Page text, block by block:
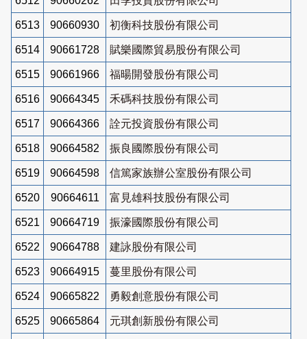
6513 90660930 初衡科技股份有限公司
6514 90661728 賦樂國際貿易股份有限公司
6515 90661966 福暘開發股份有限公司
6516 90664345 禾碼科技股份有限公司
6517 90664366 詮元投資股份有限公司
6518 90664582 振良國際股份有限公司
6519 90664598 信篤家族辦公室股份有限公司
6520 90664611 富見雄科技股份有限公司
6521 90664719 振濠國際股份有限公司
6522 90664788 建詠股份有限公司
6523 90664915 蔓里股份有限公司
6524 90665822 勇毅創意股份有限公司
6525 90665864 元琪創新股份有限公司